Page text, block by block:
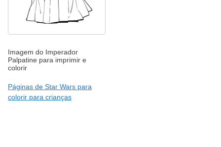
Imagem do Imperador
Palpatine para imprimir e
colorir
Páginas de Star Wars para
colorir para crianças